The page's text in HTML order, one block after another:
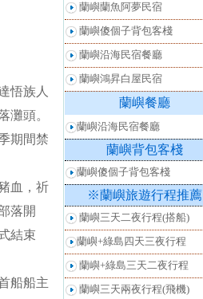
悟族人
灘頭。
期間禁
血，祈
落開
結束
船船主
蘭嶼蘭魚阿夢民宿
蘭嶼傻個子背包客棧
蘭嶼沿海民宿餐廳
蘭嶼鴻昇白屋民宿
蘭嶼餐廳
蘭嶼沿海民宿餐廳
蘭嶼背包客棧
蘭嶼傻個子背包客棧
※蘭嶼旅遊行程推薦
蘭嶼三天二夜行程(搭船)
蘭嶼+綠島四天三夜行程
蘭嶼+綠島三天二夜行程
蘭嶼三天兩夜行程(飛機)